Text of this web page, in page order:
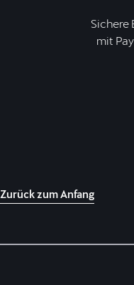
Sichere
mit
Zurück zum Anfang